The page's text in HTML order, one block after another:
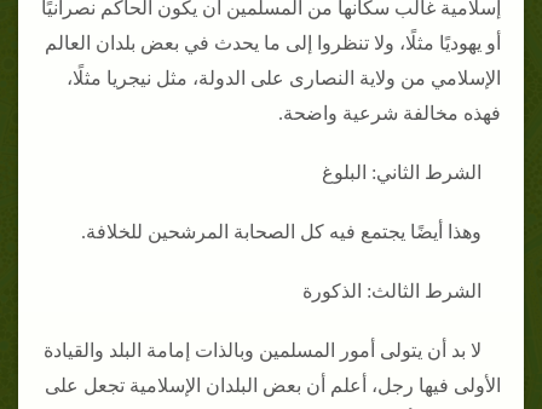
إسلامية غالب سكانها من المسلمين أن يكون الحاكم نصرانيًا
أو يهوديًا مثلًا، ولا تنظروا إلى ما يحدث في بعض بلدان العالم
الإسلامي من ولاية النصارى على الدولة، مثل نيجريا مثلًا،
فهذه مخالفة شرعية واضحة.
الشرط الثاني: البلوغ
وهذا أيضًا يجتمع فيه كل الصحابة المرشحين للخلافة.
الشرط الثالث: الذكورة
لا بد أن يتولى أمور المسلمين وبالذات إمامة البلد والقيادة
الأولى فيها رجل، أعلم أن بعض البلدان الإسلامية تجعل على